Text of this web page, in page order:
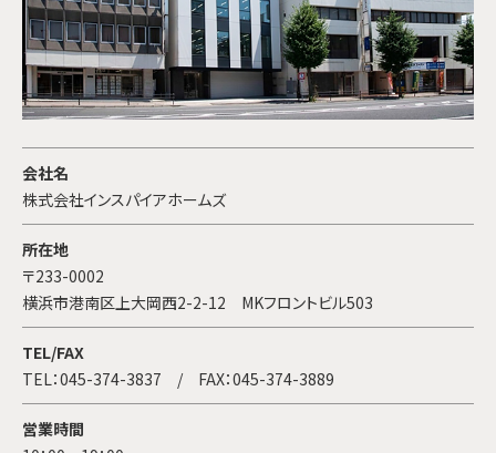
会社名
株式会社インスパイアホームズ
所在地
〒233-0002
横浜市港南区上大岡西2-2-12 MKフロントビル503
TEL/FAX
TEL：045-374-3837 / FAX：045-374-3889
営業時間